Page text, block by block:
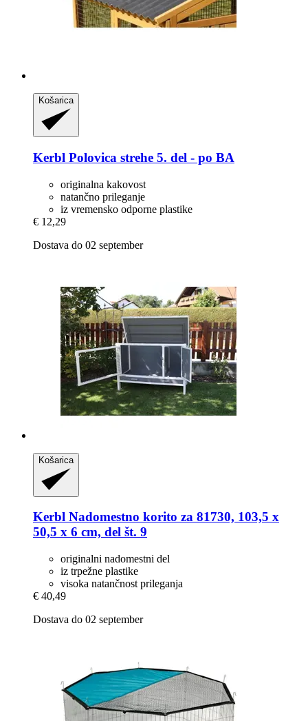
Košarica
Kerbl Polovica strehe 5. del -​ po BA
originalna kakovost
natančno prileganje
iz vremensko odporne plastike
€ 12,29
Dostava do 02 september
Košarica
Kerbl Nadomestno korito za 81730, 103,5 x
50,5 x 6 cm, del št. 9
originalni nadomestni del
iz trpežne plastike
visoka natančnost prileganja
€ 40,49
Dostava do 02 september